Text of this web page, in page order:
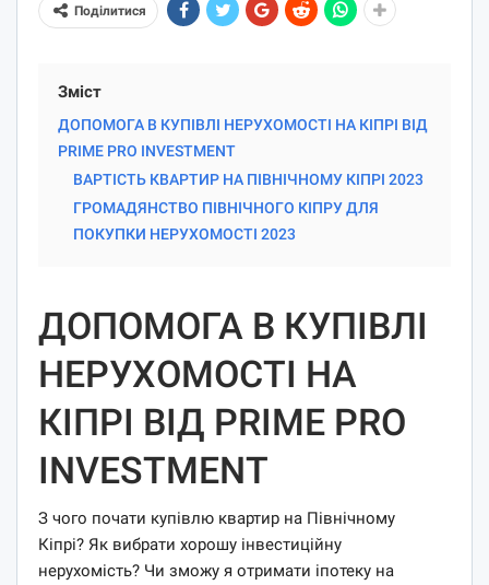
Поділитися
Зміст
ДОПОМОГА В КУПІВЛІ НЕРУХОМОСТІ НА КІПРІ ВІД
PRIME PRO INVESTMENT
ВАРТІСТЬ КВАРТИР НА ПІВНІЧНОМУ КІПРІ 2023
ГРОМАДЯНСТВО ПІВНІЧНОГО КІПРУ ДЛЯ
ПОКУПКИ НЕРУХОМОСТІ 2023
ДОПОМОГА В КУПІВЛІ
НЕРУХОМОСТІ НА
КІПРІ ВІД PRIME PRO
INVESTMENT
З чого почати купівлю квартир на Північному
Кіпрі? Як вибрати хорошу інвестиційну
нерухомість? Чи зможу я отримати іпотеку на